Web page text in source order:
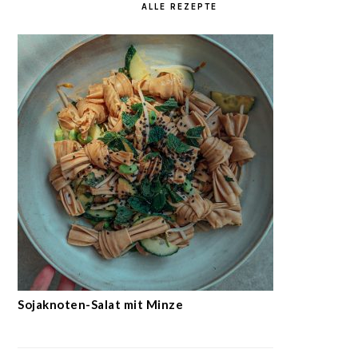
ALLE REZEPTE
Sojaknoten-Salat mit Minze